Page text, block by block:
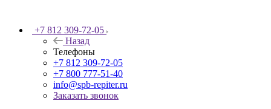
+7 812 309-72-05
Назад
Телефоны
+7 812 309-72-05
+7 800 777-51-40
info@spb-repiter.ru
Заказать звонок